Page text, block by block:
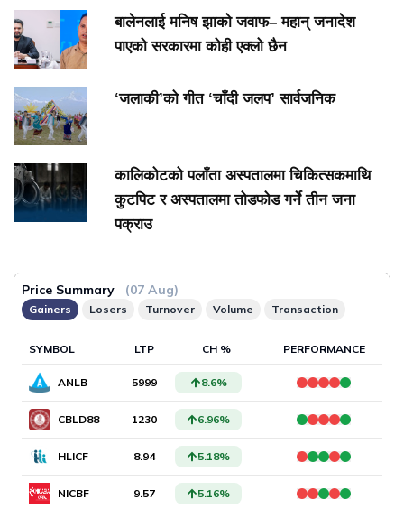
बालेनलाई मनिष झाको जवाफ– महान् जनादेश
पाएको सरकारमा कोही एक्लो छैन
‘जलाकी’को गीत ‘चाँदी जलप’ सार्वजनिक
कालिकोटको पलाँता अस्पतालमा चिकित्सकमाथि
कुटपिट र अस्पतालमा तोडफोड गर्ने तीन जना
पक्राउ